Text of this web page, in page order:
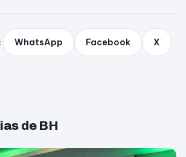
WhatsApp Facebook X
de BH